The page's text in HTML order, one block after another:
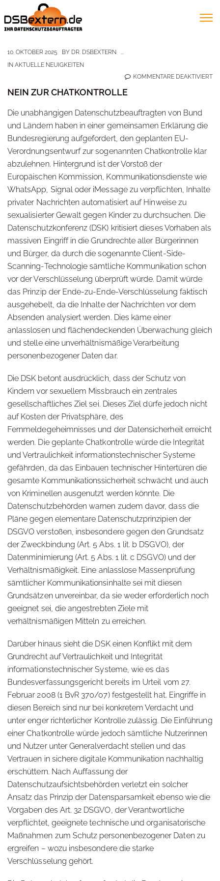
10. OKTOBER 2025 BY DR. DSBEXTERN
IN AKTUELLE NEUIGKEITEN
KOMMENTARE DEAKTIVIERT
NEIN ZUR CHATKONTROLLE
Die unabhängigen Datenschutzbeauftragten von Bund
und Ländern haben in einer gemeinsamen Erklärung die
Bundesregierung aufgefordert, den geplanten EU-
Verordnungsentwurf zur sogenannten Chatkontrolle klar
abzulehnen. Hintergrund ist der Vorstoß der
Europäischen Kommission, Kommunikationsdienste wie
WhatsApp, Signal oder iMessage zu verpflichten, Inhalte
privater Nachrichten automatisiert auf Hinweise zu
sexualisierter Gewalt gegen Kinder zu durchsuchen. Die
Datenschutzkonferenz (DSK) kritisiert dieses Vorhaben als
massiven Eingriff in die Grundrechte aller Bürgerinnen
und Bürger, da durch die sogenannte Client-Side-
Scanning-Technologie sämtliche Kommunikation schon
vor der Verschlüsselung überprüft würde. Damit würde
das Prinzip der Ende-zu-Ende-Verschlüsselung faktisch
ausgehebelt, da die Inhalte der Nachrichten vor dem
Absenden analysiert werden. Dies käme einer
anlasslosen und flächendeckenden Überwachung gleich
und stelle eine unverhältnismäßige Verarbeitung
personenbezogener Daten dar.
Die DSK betont ausdrücklich, dass der Schutz von
Kindern vor sexuellem Missbrauch ein zentrales
gesellschaftliches Ziel sei. Dieses Ziel dürfe jedoch nicht
auf Kosten der Privatsphäre, des
Fernmeldegeheimnisses und der Datensicherheit erreicht
werden. Die geplante Chatkontrolle würde die Integrität
und Vertraulichkeit informationstechnischer Systeme
gefährden, da das Einbauen technischer Hintertüren die
gesamte Kommunikationssicherheit schwächt und auch
von Kriminellen ausgenutzt werden könnte. Die
Datenschutzbehörden warnen zudem davor, dass die
Pläne gegen elementare Datenschutzprinzipien der
DSGVO verstoßen, insbesondere gegen den Grundsatz
der Zweckbindung (Art. 5 Abs. 1 lit. b DSGVO), der
Datenminimierung (Art. 5 Abs. 1 lit. c DSGVO) und der
Verhältnismäßigkeit. Eine anlasslose Massenprüfung
sämtlicher Kommunikationsinhalte sei mit diesen
Grundsätzen unvereinbar, da sie weder erforderlich noch
geeignet sei, die angestrebten Ziele mit
verhältnismäßigen Mitteln zu erreichen.
Darüber hinaus sieht die DSK einen Konflikt mit dem
Grundrecht auf Vertraulichkeit und Integrität
informationstechnischer Systeme, wie es das
Bundesverfassungsgericht bereits im Urteil vom 27.
Februar 2008 (1 BvR 370/07) festgestellt hat. Eingriffe in
diesen Bereich sind nur bei konkretem Verdacht und
unter enger richterlicher Kontrolle zulässig. Die Einführung
einer Chatkontrolle würde jedoch sämtliche Nutzerinnen
und Nutzer unter Generalverdacht stellen und das
Vertrauen in sichere digitale Kommunikation nachhaltig
erschüttern. Nach Auffassung der
Datenschutzaufsichtsbehörden verletzt ein solcher
Ansatz das Prinzip der Datensparsamkeit ebenso wie die
Vorgaben des Art. 32 DSGVO, der Verantwortliche
verpflichtet, geeignete technische und organisatorische
Maßnahmen zum Schutz personenbezogener Daten zu
ergreifen – wozu insbesondere die starke
Verschlüsselung gehört.